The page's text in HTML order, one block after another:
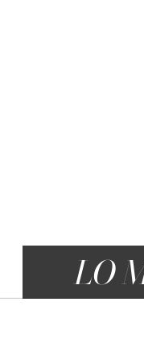
LO